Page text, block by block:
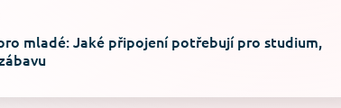
mladé: Jaké připojení potřebují pro studium,